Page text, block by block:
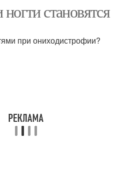
Уход за ногтями
становятся
при ониходистрофии?